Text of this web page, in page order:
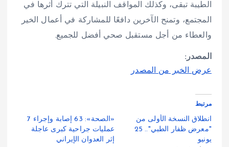
الطيبة تبقى، وكذلك المواقف النبيلة التي تترك أثرها في
المجتمع، وتمنح الآخرين دافعًا للمشاركة في أعمال الخير
والعطاء من أجل مستقبل صحي أفضل للجميع.
المصدر:
عرض الخبر من المصدر
مرتبط
انطلاق النسخة الأولى من
"معرض ظفار الطبي".. 25
يونيو
«الصحة»: 63 إصابة وإجراء 7
عمليات جراحية كبرى عاجلة
إثر العدوان الإيراني